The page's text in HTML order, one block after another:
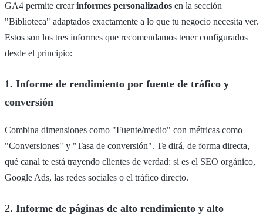
GA4 permite crearinformes personalizados en la sección
"Biblioteca" adaptados exactamente a lo que tu negocio necesita ver.
Estos son los tres informes que recomendamos tener configurados
desde el principio:
1. Informe de rendimiento por fuente de tráfico y
conversión
Combina dimensiones como "Fuente/medio" con métricas como
"Conversiones" y "Tasa de conversión". Te dirá, de forma directa,
qué canal te está trayendo clientes de verdad: si es el SEO orgánico,
Google Ads, las redes sociales o el tráfico directo.
2. Informe de páginas de alto rendimiento y alto